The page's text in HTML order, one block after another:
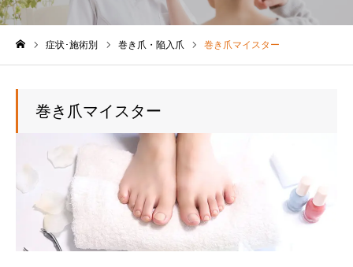
症状･施術別 巻き爪・陥入爪 巻き爪マイスター
巻き爪マイスター